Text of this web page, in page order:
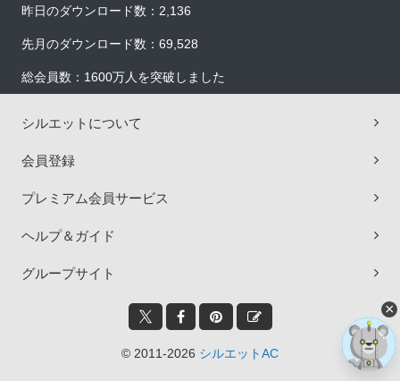
昨日のダウンロード数：2,136
先月のダウンロード数：69,528
総会員数：1600万人を突破しました
シルエットについて
会員登録
プレミアム会員サービス
ヘルプ＆ガイド
グループサイト
© 2011-2026 シルエットAC
×